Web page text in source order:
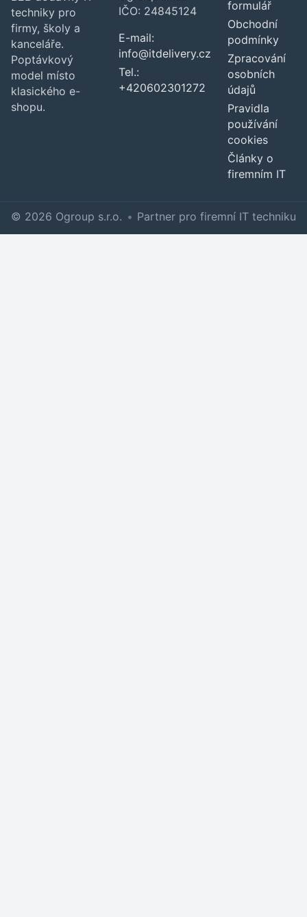
techniky pro
firmy, školy a
kanceláře.
Poptávkový
model místo
klasického e-
shopu.
IČO: 24845124
E-mail:
info@itdelivery.cz
Tel.:
+420602301272
formulář
Obchodní
podmínky
Zpracování
osobních
údajů
Pravidla
používání
cookies
Články o
firemním IT
© 2026 Ogroup s.r.o. • Partner pro firemní IT techniku